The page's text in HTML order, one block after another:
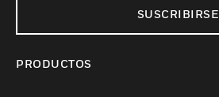
SUSCRIBIRSE
PRODUCTOS